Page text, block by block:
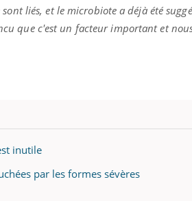
liés, et le microbiote a déjà été
que c'est un facteur important et
inutile
par les formes sévères
piscine,
diabète, c'est une période